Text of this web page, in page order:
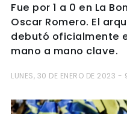
Fue por 1 a 0 en La
Oscar Romero. El
debutó oficialmente
mano a mano clave.
LUNES, 30 DE ENERO DE 2023 -